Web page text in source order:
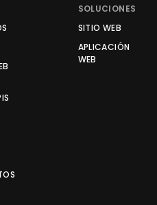
SOLUCIONES
SITIO WEB
APLICACIÓN
WEB